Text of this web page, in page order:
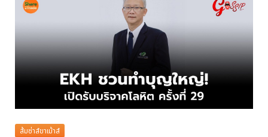
ส้มซ่าส์ขาเม้าส์